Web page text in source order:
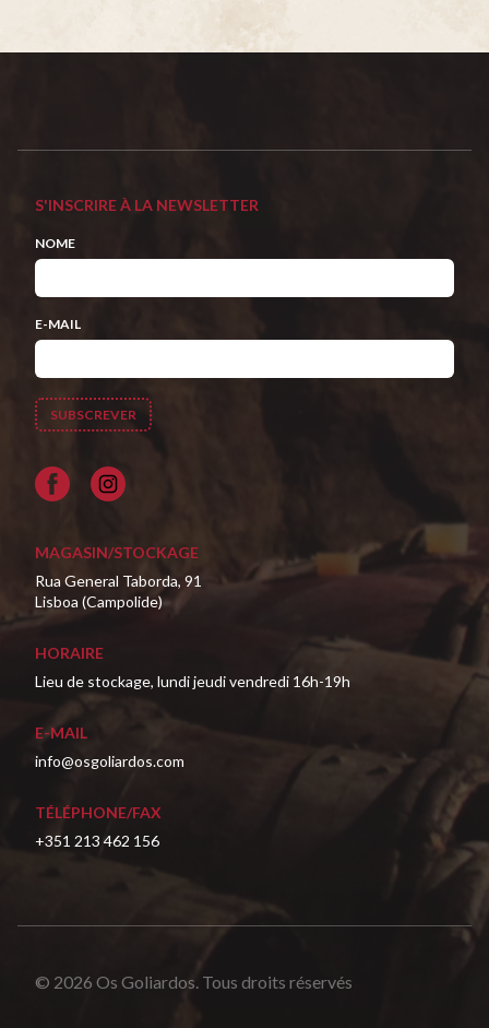
S'INSCRIRE À LA NEWSLETTER
NOME
E-MAIL
Facebook
MAGASIN/STOCKAGE
Rua General Taborda, 91
Lisboa (Campolide)
HORAIRE
Lieu de stockage, lundi jeudi vendredi 16h-19h
E-MAIL
info@osgoliardos.com
TÉLÉPHONE/FAX
+351 213 462 156
© 2026 Os Goliardos. Tous droits réservés